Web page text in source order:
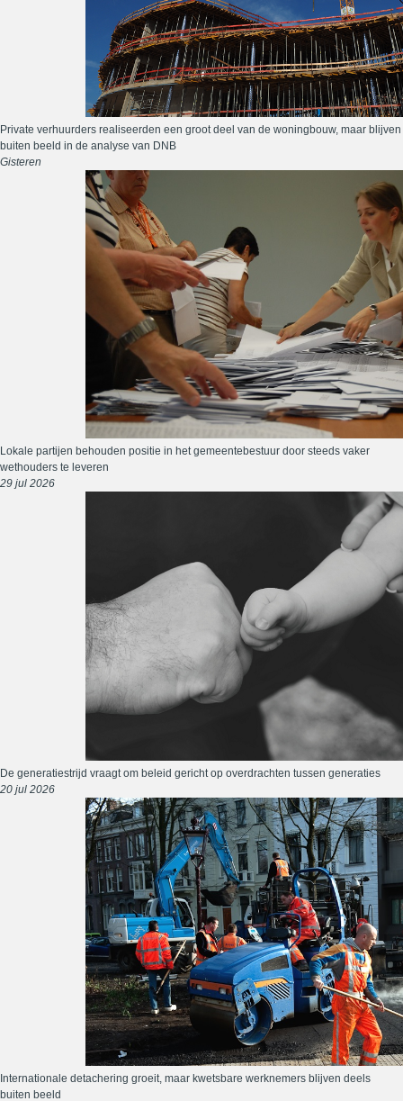
Private verhuurders realiseerden een groot deel van de woningbouw, maar blijven
buiten beeld in de analyse van DNB
Gisteren
Lokale partijen behouden positie in het gemeentebestuur door steeds vaker
wethouders te leveren
29 jul 2026
De generatiestrijd vraagt om beleid gericht op overdrachten tussen generaties
20 jul 2026
Internationale detachering groeit, maar kwetsbare werknemers blijven deels
buiten beeld